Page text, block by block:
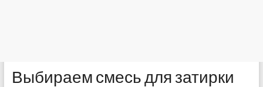
Выбираем смесь для затирки